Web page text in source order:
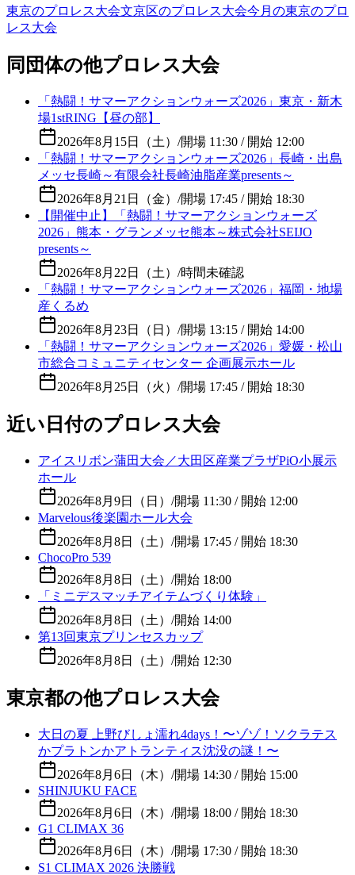
東京のプロレス大会文京区のプロレス大会今月の東京のプロ
レス大会
同団体の他プロレス大会
「熱闘！サマーアクションウォーズ2026」東京・新木
場1stRING【昼の部】
2026年8月15日（土） /開場 11:30 / 開始 12:00
「熱闘！サマーアクションウォーズ2026」長崎・出島
メッセ長崎～有限会社長崎油脂産業presents～
2026年8月21日（金） /開場 17:45 / 開始 18:30
【開催中止】「熱闘！サマーアクションウォーズ
2026」熊本・グランメッセ熊本～株式会社SEIJO
presents～
2026年8月22日（土） /時間未確認
「熱闘！サマーアクションウォーズ2026」福岡・地場
産くるめ
2026年8月23日（日） /開場 13:15 / 開始 14:00
「熱闘！サマーアクションウォーズ2026」愛媛・松山
市総合コミュニティセンター 企画展示ホール
2026年8月25日（火） /開場 17:45 / 開始 18:30
近い日付のプロレス大会
アイスリボン蒲田大会／大田区産業プラザPiO小展示
ホール
2026年8月9日（日） /開場 11:30 / 開始 12:00
Marvelous後楽園ホール大会
2026年8月8日（土） /開場 17:45 / 開始 18:30
ChocoPro 539
2026年8月8日（土） /開始 18:00
「ミニデスマッチアイテムづくり体験」
2026年8月8日（土） /開始 14:00
第13回東京プリンセスカップ
2026年8月8日（土） /開始 12:30
東京都の他プロレス大会
大日の夏 上野びしょ濡れ4days！〜ゾゾ！ソクラテス
かプラトンかアトランティス沈没の謎！〜
2026年8月6日（木） /開場 14:30 / 開始 15:00
SHINJUKU FACE
2026年8月6日（木） /開場 18:00 / 開始 18:30
G1 CLIMAX 36
2026年8月6日（木） /開場 17:30 / 開始 18:30
S1 CLIMAX 2026 決勝戦